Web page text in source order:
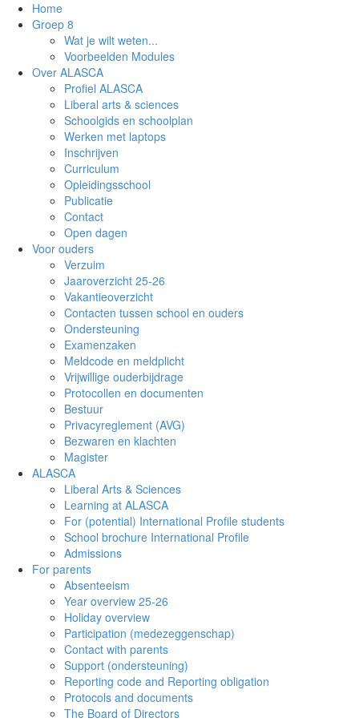
Home
Groep 8
Wat je wilt weten...
Voorbeelden Modules
Over ALASCA
Profiel ALASCA
Liberal arts & sciences
Schoolgids en schoolplan
Werken met laptops
Inschrijven
Curriculum
Opleidingsschool
Publicatie
Contact
Open dagen
Voor ouders
Verzuim
Jaaroverzicht 25-26
Vakantieoverzicht
Contacten tussen school en ouders
Ondersteuning
Examenzaken
Meldcode en meldplicht
Vrijwillige ouderbijdrage
Protocollen en documenten
Bestuur
Privacyreglement (AVG)
Bezwaren en klachten
Magister
ALASCA
Liberal Arts & Sciences
Learning at ALASCA
For (potential) International Profile students
School brochure International Profile
Admissions
For parents
Absenteeism
Year overview 25-26
Holiday overview
Participation (medezeggenschap)
Contact with parents
Support (ondersteuning)
Reporting code and Reporting obligation
Protocols and documents
The Board of Directors